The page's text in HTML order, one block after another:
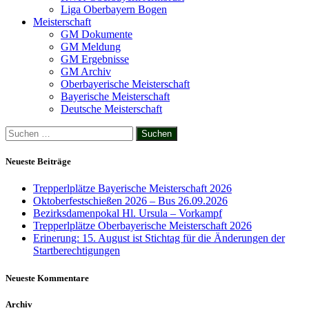
Liga Oberbayern Bogen
Meisterschaft
GM Dokumente
GM Meldung
GM Ergebnisse
GM Archiv
Oberbayerische Meisterschaft
Bayerische Meisterschaft
Deutsche Meisterschaft
Suchen
nach:
Neueste Beiträge
Trepperlplätze Bayerische Meisterschaft 2026
Oktoberfestschießen 2026 – Bus 26.09.2026
Bezirksdamenpokal Hl. Ursula – Vorkampf
Trepperlplätze Oberbayerische Meisterschaft 2026
Erinerung: 15. August ist Stichtag für die Änderungen der
Startberechtigungen
Neueste Kommentare
Archiv